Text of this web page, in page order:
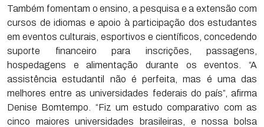
Também fomentam o ensino, a pesquisa e a extensão com
cursos de idiomas e apoio à participação dos estudantes
em eventos culturais, esportivos e científicos, concedendo
suporte financeiro para inscrições, passagens,
hospedagens e alimentação durante os eventos. “A
assistência estudantil não é perfeita, mas é uma das
melhores entre as universidades federais do país”, afirma
Denise Bomtempo. “Fiz um estudo comparativo com as
cinco maiores universidades brasileiras, e nossa bolsa